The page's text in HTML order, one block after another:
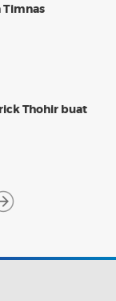
Timnas
Thohir buat